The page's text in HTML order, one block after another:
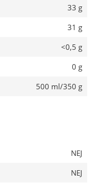
33 g
31 g
<0,5 g
0 g
500 ml/350 g
NEJ
NEJ